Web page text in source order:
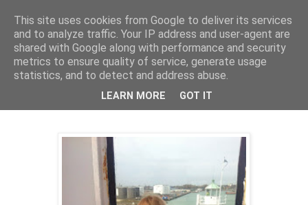
The Book Pond
torsdag 17 april 2014
Påskekrim på tyskt vis
This site uses cookies from Google to deliver its services
and to analyze traffic. Your IP address and user-agent are
shared with Google along with performance and security
metrics to ensure quality of service, generate usage
statistics, and to detect and address abuse.
LEARN MORE GOT IT